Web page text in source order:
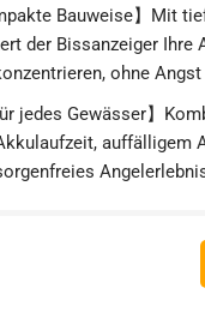
Bauweise】Mit
der Bissanzeiger Ihre
ohne
jedes Gewässer】
auffälligem